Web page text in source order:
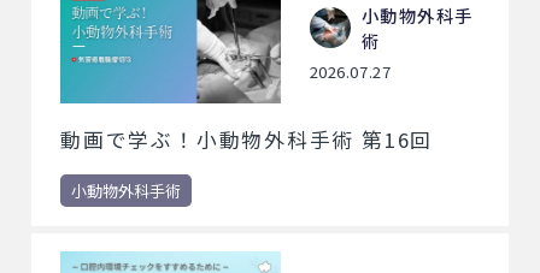
小動物外科手
術
2026.07.27
動画で学ぶ！小動物外科手術 第16回
小動物外科手術